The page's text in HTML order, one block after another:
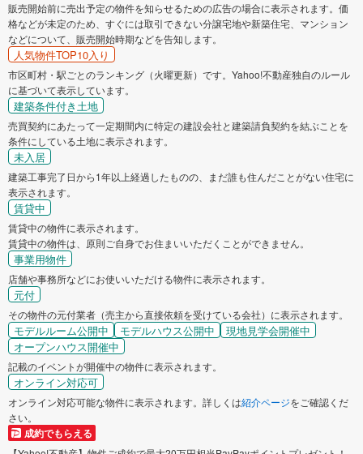
販売開始前に売出予定の物件を知らせるための広告の場合に表示されます。価
格などが未定のため、すぐには取引できない分譲宅地や新築住宅、マンション
などについて、販売開始時期などを告知します。
人気物件TOP10入り
市区町村・駅ごとのランキング（火曜更新）です。Yahoo!不動産独自のルール
に基づいて表示しています。
建築条件付き土地
売買契約にあたって一定期間内に特定の建設会社と建築請負契約を結ぶことを
条件にしている土地に表示されます。
未入居
建築工事完了日から1年以上経過したものの、まだ誰も住んだことがない住宅に
表示されます。
賃貸中
賃貸中の物件に表示されます。
賃貸中の物件は、原則ご自身でお住まいいただくことができません。
事業用物件
店舗や事務所などにお使いいただける物件に表示されます。
元付
その物件の元付業者（売主から直接依頼を受けている会社）に表示されます。
モデルルーム公開中 モデルハウス公開中
現地見学会開催中
オープンハウス開催中
記載のイベントが開催中の物件に表示されます。
オンライン対応可
オンライン対応可能な物件に表示されます。詳しくは紹介ページをご確認くだ
さい。
成約でもらえる